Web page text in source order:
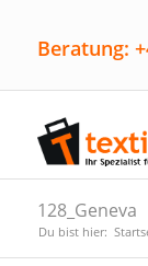
Beratung:
128_Geneva
Du bist hier: